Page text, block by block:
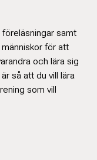
samt
för att
och lära sig
så att du vill lära
som vill